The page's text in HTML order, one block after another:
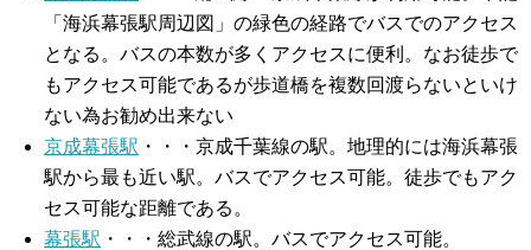
「海浜幕張駅周辺図」の緑色の経路でバスでのアクセス
となる。バスの本数が多くアクセスに便利。なお徒歩で
もアクセス可能であるが歩道橋を複数回渡らないといけ
ない為お勧め出来ない
京成幕張駅 ・・・京成千葉線の駅。地理的には海浜幕張
駅から最も近い駅。バスでアクセス可能。徒歩でもアク
セス可能な距離である。
幕張駅 ・・・総武線の駅。バスでアクセス可能。